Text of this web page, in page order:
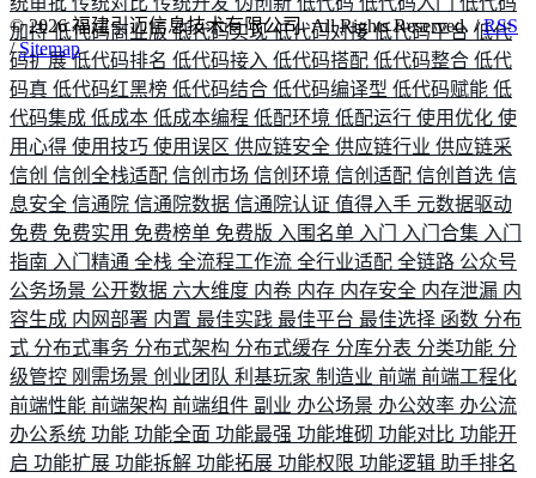
加持低代码商业版低代码实现低代码对接低代码平台 低代
码扩展低代码排名 低代码接入 低代码搭配 低代码整合 低代
码真 低代码红黑榜 低代码结合 低代码编译型 低代码赋能 低
代码集成 低成本 低成本编程 低配环境 低配运行 使用优化 使
用心得 使用技巧 使用误区 供应链安全 供应链行业 供应链采
信创 信创全栈适配 信创市场 信创环境 信创适配 信创首选 信
息安全 信通院 信通院数据 信通院认证 值得入手 元数据驱动
免费 免费实用 免费榜单 免费版 入围名单 入门 入门合集 入门
指南 入门精通 全栈 全流程工作流 全行业适配 全链路 公众号
公务场景 公开数据 六大维度 内卷 内存 内存安全 内存泄漏 内
容生成 内网部署 内置 最佳实践 最佳平台 最佳选择 函数 分布
式 分布式事务 分布式架构 分布式缓存 分库分表 分类功能 分
级管控 刚需场景 创业团队 利基玩家 制造业 前端 前端工程化
前端性能 前端架构 前端组件 副业 办公场景 办公效率 办公流
办公系统 功能 功能全面 功能最强 功能堆砌 功能对比 功能开
启 功能扩展 功能拆解 功能拓展 功能权限 功能逻辑 助手排名
©2026福建引迈信息技术有限公司. All Rights Reserved. /RSS
/Sitemap